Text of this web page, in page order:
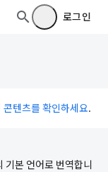
로그인
콘텐츠를 확인하세요.
본 언어로 번역합니